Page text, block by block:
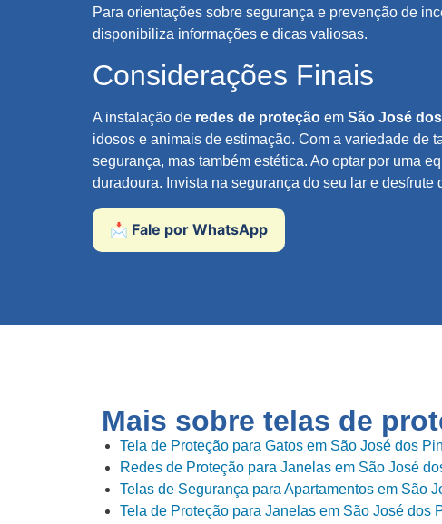
Para orientações sobre segurança e prevenção de
disponibiliza informações e dicas valiosas.
Considerações Finais
A instalação de redes de proteção em São José
idosos e animais de estimação. Com a variedade de
segurança, mas também estética. Ao optar por uma
duradoura. Invista na segurança do seu lar e
📩 Fale por WhatsApp
Mais sobre telas de
Tela de Proteção para Gatos em São José dos
Redes de Proteção para Janelas em São José
Telas de Segurança para Apartamentos em São
Tela de Proteção para Janelas em São José dos